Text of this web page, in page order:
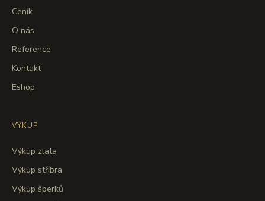
Ceník
O nás
Reference
Kontakt
Eshop
VÝKUP
Výkup zlata
Výkup stříbra
Výkup šperků